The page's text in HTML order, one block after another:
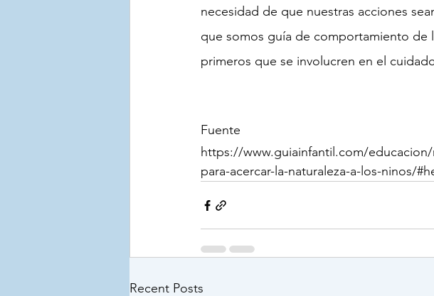
necesidad de que nuestras acciones
que somos guía de comportamiento de
primeros que se involucren en el
Fuente
https://www.guiainfantil.com/
para-acercar-la-naturaleza-a-los-ninos/
Recent Posts